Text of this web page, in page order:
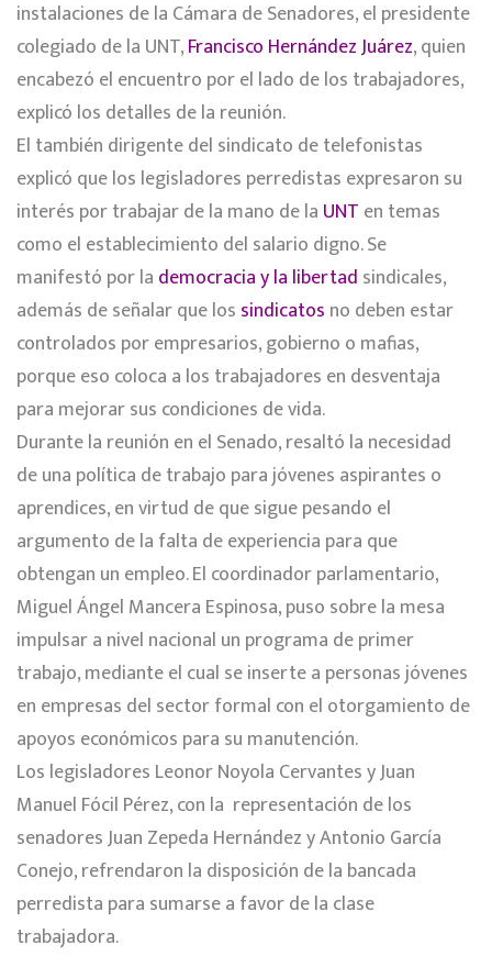
instalaciones de la Cámara de Senadores, el presidente
colegiado de la UNT,Francisco Hernández Juárez, quien
encabezó el encuentro por el lado de los trabajadores,
explicó los detalles de la reunión.
El también dirigente del sindicato de telefonistas
explicó que los legisladores perredistas expresaron su
interés por trabajar de la mano de la UNT en temas
como el establecimiento del salario digno. Se
manifestó por la democracia y la libertad sindicales,
además de señalar que los sindicatos no deben estar
controlados por empresarios, gobierno o mafias,
porque eso coloca a los trabajadores en desventaja
para mejorar sus condiciones de vida.
Durante la reunión en el Senado, resaltó la necesidad
de una política de trabajo para jóvenes aspirantes o
aprendices, en virtud de que sigue pesando el
argumento de la falta de experiencia para que
obtengan un empleo. El coordinador parlamentario,
Miguel Ángel Mancera Espinosa, puso sobre la mesa
impulsar a nivel nacional un programa de primer
trabajo, mediante el cual se inserte a personas jóvenes
en empresas del sector formal con el otorgamiento de
apoyos económicos para su manutención.
Los legisladores Leonor Noyola Cervantes y Juan
Manuel Fócil Pérez, con la representación de los
senadores Juan Zepeda Hernández y Antonio García
Conejo, refrendaron la disposición de la bancada
perredista para sumarse a favor de la clase
trabajadora.